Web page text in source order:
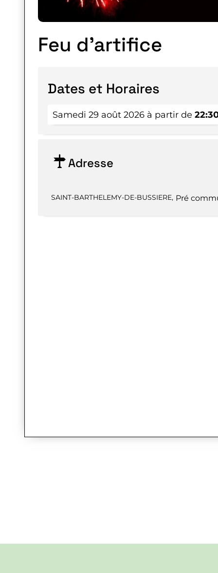
Feu d’artifice
Dates et Horaires
Samedi 29 août 2026 à partir de
Adresse
SAINT-BARTHELEMY-DE-BUSSIERE, Pré